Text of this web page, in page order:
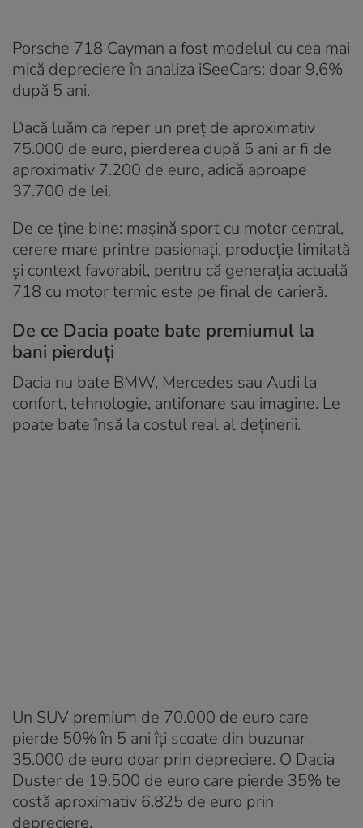
Porsche 718 Cayman a fost modelul cu cea mai
mică depreciere în analiza iSeeCars: doar 9,6%
după 5 ani.
Dacă luăm ca reper un preț de aproximativ
75.000 de euro, pierderea după 5 ani ar fi de
aproximativ 7.200 de euro, adică aproape
37.700 de lei.
De ce ține bine: mașină sport cu motor central,
cerere mare printre pasionați, producție limitată
și context favorabil, pentru că generația actuală
718 cu motor termic este pe final de carieră.
De ce Dacia poate bate premiumul la
bani pierduți
Dacia nu bate BMW, Mercedes sau Audi la
confort, tehnologie, antifonare sau imagine. Le
poate bate însă la costul real al deținerii.
Un SUV premium de 70.000 de euro care
pierde 50% în 5 ani îți scoate din buzunar
35.000 de euro doar prin depreciere. O Dacia
Duster de 19.500 de euro care pierde 35% te
costă aproximativ 6.825 de euro prin
depreciere.